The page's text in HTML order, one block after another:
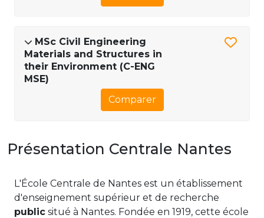
MSc Civil Engineering
Materials and Structures in
their Environment (C-ENG
MSE)
Comparer
Présentation Centrale Nantes
L'École Centrale de Nantes est un établissement
d'enseignement supérieur et de recherche
public situé à Nantes. Fondée en 1919, cette école